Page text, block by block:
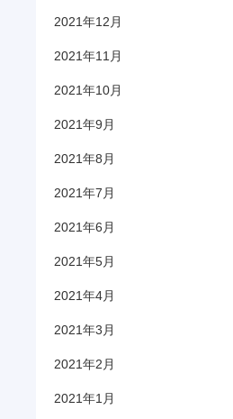
2021年12月
2021年11月
2021年10月
2021年9月
2021年8月
2021年7月
2021年6月
2021年5月
2021年4月
2021年3月
2021年2月
2021年1月